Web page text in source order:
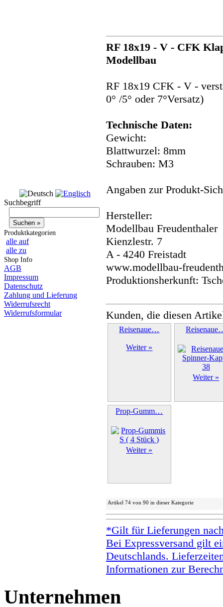
Suchbegriff
Produktkategorien
alle auf
alle zu
Shop Info
AGB
Impressum
Datenschutz
Zahlung und Lieferung
Widerrufsrecht
Widerrufsformular
RF 18x19 - V - CFK
Modellbau
RF 18x19 CFK - V -
0° /5° oder 7°Versatz)
Technische Daten:
Gewicht:
Blattwurzel: 8mm
Schrauben: M3
Angaben zur Produkt-
Hersteller:
Modellbau Freudenthaler
Kienzlestr. 7
A - 4240 Freistadt
www.modellbau-
Produktionsherkunft:
Kunden, die diesen
Reisenaue…
Weiter »
Weiter »
Prop-Gumm…
Weiter »
Artikel 74 von 90 in dieser Kategorie
*Gilt für Lieferungen
Bei Expressversand gilt
Deutschlands.
Informationen zur
Unternehmen